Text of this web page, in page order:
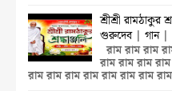
শ্রীশ্রী
গুরুদেব | গান |
রাম রাম রাম
রাম রাম রাম
রাম রাম রাম রাম রাম রাম রাম